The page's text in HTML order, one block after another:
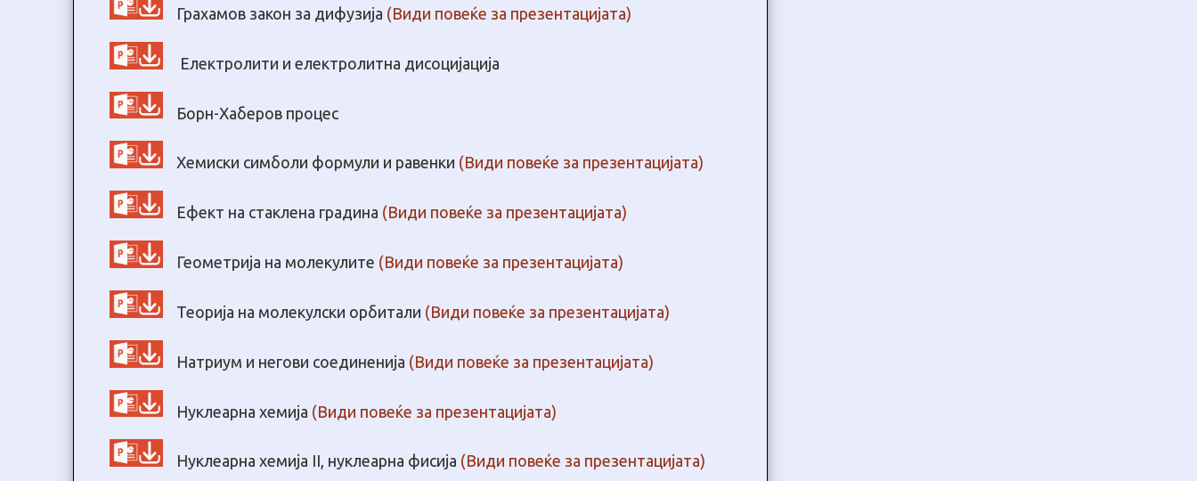
Грахамов закон за дифузија (Види повеќе за презентацијата)
Електролити и електролитна дисоцијација
Борн-Хаберов процес
Хемиски симболи формули и равенки (Види повеќе за презентацијата)
Ефект на стаклена градина (Види повеќе за презентацијата)
Геометрија на молекулите (Види повеќе за презентацијата)
Теорија на молекулски орбитали (Види повеќе за презентацијата)
Натриум и негови соединенија (Види повеќе за презентацијата)
Нуклеарна хемија (Види повеќе за презентацијата)
Нуклеарна хемија II, нуклеарна фисија (Види повеќе за презентацијата)